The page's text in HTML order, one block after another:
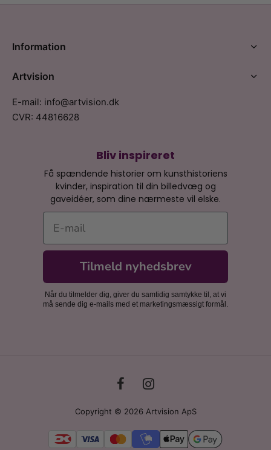
Bliv inspireret
Få spændende historier om kunsthistoriens
kvinder, inspiration til din billedvæg og
gaveidéer, som dine nærmeste vil elske.
E-mail
Tilmeld nyhedsbrev
Når du tilmelder dig, giver du samtidig samtykke til, at vi
må sende dig e-mails med et marketingsmæssigt formål.
Information
Artvision
E-mail: info@artvision.dk
CVR: 44816628
Copyright © 2026 Artvision ApS